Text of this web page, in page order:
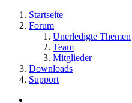
Startseite
Forum
Unerledigte Themen
Team
Mitglieder
Downloads
Support